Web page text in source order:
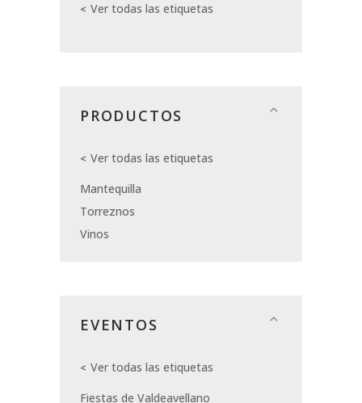
Ver todas las etiquetas
PRODUCTOS
Ver todas las etiquetas
Mantequilla
Torreznos
Vinos
EVENTOS
Ver todas las etiquetas
Fiestas de Valdeavellano